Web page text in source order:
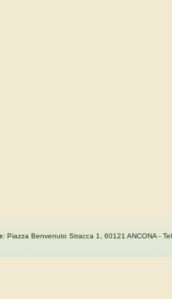
: Piazza Benvenuto Stracca 1, 60121 ANCONA -